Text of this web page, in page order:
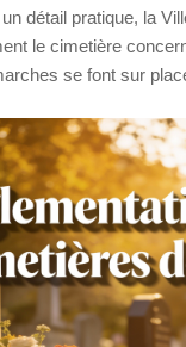
détail pratique, la
le cimetière
se font sur